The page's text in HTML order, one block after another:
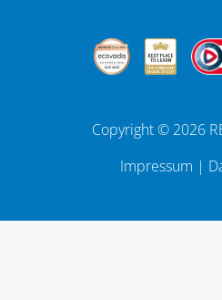
Copyright © 2026
Impressum |